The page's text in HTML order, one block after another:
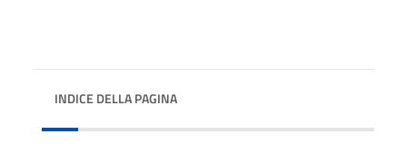
INDICE DELLA PAGINA